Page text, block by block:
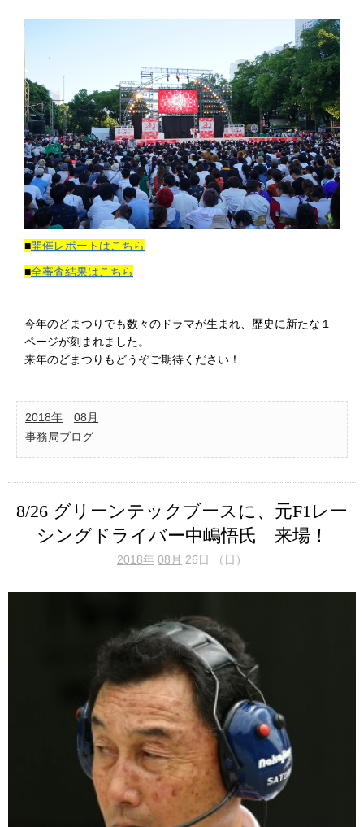
■開催レポートはこちら
■全審査結果はこちら
今年のどまつりでも数々のドラマが生まれ、歴史に新たな１
ページが刻まれました。
来年のどまつりもどうぞご期待ください！
2018年
08月
事務局ブログ
8/26 グリーンテックブースに、元F1レー
シングドライバー中嶋悟氏 来場！
2018年 08月 26日 （日）